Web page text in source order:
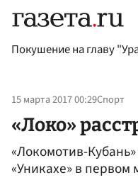
Покушение на главу
15 марта 2017 00:29Спорт
«Локо»
«Локомотив-
«Уникахе» в